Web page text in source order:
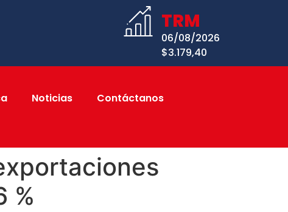
TRM
06/08/2026
$3.179,40
Noticias Contáctanos
%